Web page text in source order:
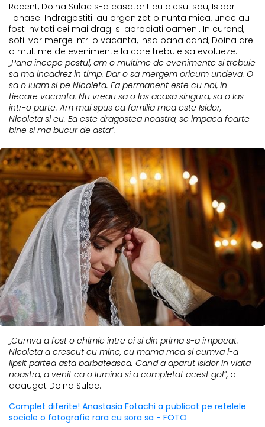
Recent, Doina Sulac s-a casatorit cu alesul sau, Isidor
Tanase. Indragostitii au organizat o nunta mica, unde au
fost invitati cei mai dragi si apropiati oameni. In curand,
sotii vor merge intr-o vacanta, insa pana cand, Doina are
o multime de evenimente la care trebuie sa evolueze.
„Pana incepe postul, am o multime de evenimente si trebuie
sa ma incadrez in timp. Dar o sa mergem oricum undeva. O
sa o luam si pe Nicoleta. Ea permanent este cu noi, in
fiecare vacanta. Nu vreau sa o las acasa singura, sa o las
intr-o parte. Am mai spus ca familia mea este Isidor,
Nicoleta si eu. Ea este dragostea noastra, se impaca foarte
bine si ma bucur de asta”.
„Cumva a fost o chimie intre ei si din prima s-a impacat.
Nicoleta a crescut cu mine, cu mama mea si cumva i-a
lipsit partea asta barbateasca. Cand a aparut Isidor in viata
noastra, a venit ca o lumina si a completat acest gol”, a
adaugat Doina Sulac.
Complet diferite! Anastasia Fotachi a publicat pe retelele
sociale o fotografie rara cu sora sa - FOTO